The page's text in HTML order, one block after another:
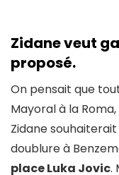
Zidane veut
proposé.
On pensait que
Mayoral à la
Zidane
doublure à
place Luka Jovic.